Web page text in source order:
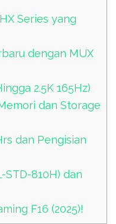
Series yang
dengan MUX
2.5K 165Hz)
dan Storage
dan Pengisian
STD-810H) dan
F16 (2025)!